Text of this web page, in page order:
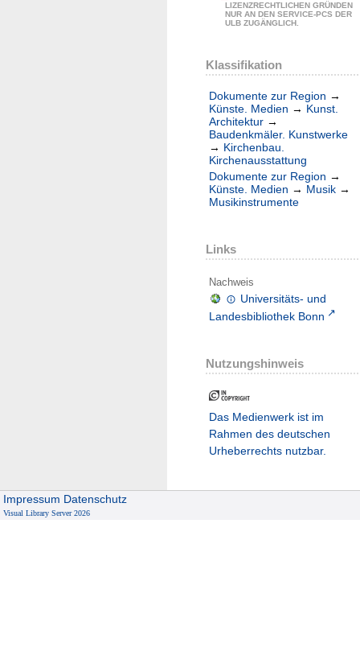
LIZENZRECHTLICHEN GRÜNDEN
NUR AN DEN SERVICE-PCS DER
ULB ZUGÄNGLICH.
Klassifikation
Dokumente zur Region →
Künste. Medien → Kunst.
Architektur →
Baudenkmäler. Kunstwerke
→ Kirchenbau.
Kirchenausstattung
Dokumente zur Region →
Künste. Medien → Musik →
Musikinstrumente
Links
Nachweis
Universitäts- und
Landesbibliothek Bonn
Nutzungshinweis
Das Medienwerk ist im
Rahmen des deutschen
Urheberrechts nutzbar.
Impressum Datenschutz
Visual Library Server 2026